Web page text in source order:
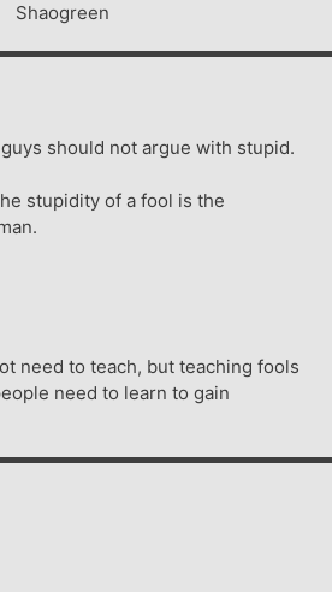
Shaogreen
should not argue with stupid.
stupidity of a fool is the
need to teach, but teaching fools
need to learn to gain